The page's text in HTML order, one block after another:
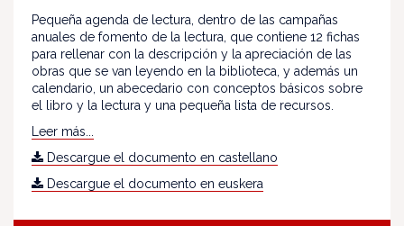
Pequeña agenda de lectura, dentro de las campañas
anuales de fomento de la lectura, que contiene 12 fichas
para rellenar con la descripción y la apreciación de las
obras que se van leyendo en la biblioteca, y además un
calendario, un abecedario con conceptos básicos sobre
el libro y la lectura y una pequeña lista de recursos.
Leer más...
Descargue el documento en castellano
Descargue el documento en euskera